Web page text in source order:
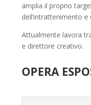
amplia il proprio
dell’intrattenimento
Attualmente lavora
e direttore creativo.
OPERA